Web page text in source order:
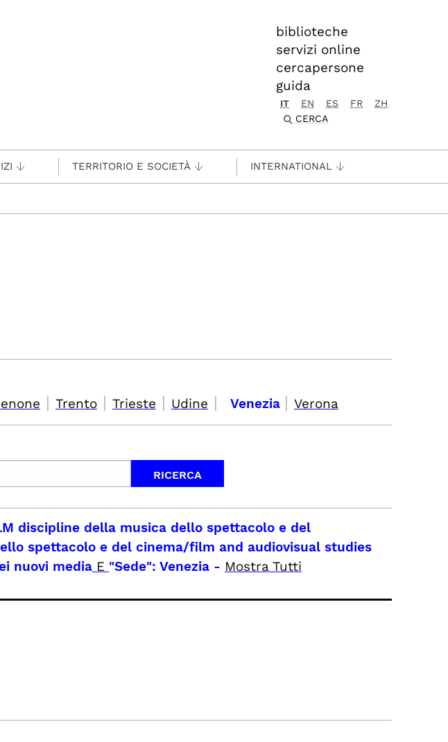
biblioteche
servizi online
cercapersone
guida
IT EN ES FR
ZH
CERCA
TERRITORIO E SOCIETÀ INTERNATIONAL
| Trento | Trieste | Udine | Venezia | Verona
discipline della musica dello spettacolo e del
spettacolo e del cinema/film and audiovisual studies
nuovi media E "Sede": Venezia - Mostra Tutti